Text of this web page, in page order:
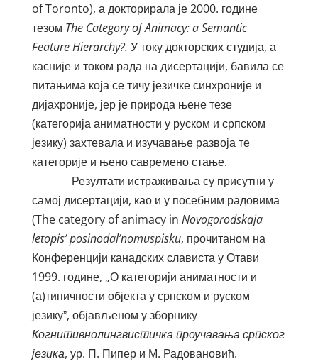
of Toronto), а докторирала је 2000. године
тезом The CategoryofAnimacy:aSemantic
FeatureHierarchy?. У току докторских студија, а
касније и током рада на дисертацији, бавила се
питањима која се тичу језичке синхроније и
дијахроније, јер је природа њене тезе
(категорија аниматности у руском и српском
језику) захтевала и изучавање развоја те
категорије и њено савремено стање.
Резултати истраживања су присутни у
самој дисертацији, као и у посебним радовима
(The category of animacy in Novogorodskaja
letopis’posinodal’nomuspisku, прочитаном на
Конференцији канадских слависта у Отави
1999. године, „О категорији аниматности и
(а)типичности објекта у српском и руском
језикуˮ, објављеном у зборнику
Когнитивнолингвистичка проучавања српског
језика, ур. П. Пипер и М. Радовановић.